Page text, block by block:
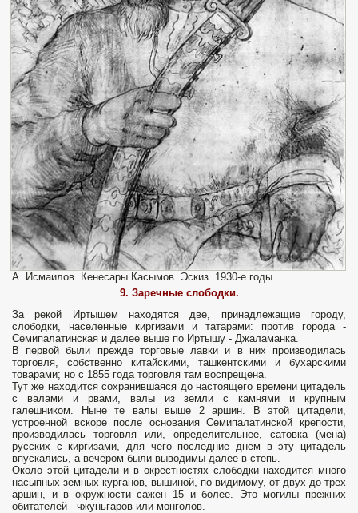
А. Исмаилов. Кенесары Касымов. Эскиз. 1930-е годы.
9. Заречные слободки.
За рекой Иртышем находятся две, принадлежащие городу,
слободки, населенные киргизами и татарами: против города -
Семипалатинская и далее выше по Иртышу - Джаламанка.
В первой были прежде торговые лавки и в них производилась
торговля, собственно китайскими, ташкентскими и бухарскими
товарами; но с 1855 года торговля там воспрещена.
Тут же находится сохранившаяся до настоящего времени цитадель
с валами и рвами, валы из земли с камнями и крупным
галешником. Ныне те валы выше 2 аршин. В этой цитадели,
устроенной вскоре после основания Семипалатинской крепости,
производилась торговля или, определительнее, сатовка (мена)
русских с киргизами, для чего последние днем в эту цитадель
впускались, а вечером были выводимы далее в степь.
Около этой цитадели и в окрестностях слободки находится много
насыпных земных курганов, вышиной, по-видимому, от двух до трех
аршин, и в окружности сажен 15 и более. Это могилы прежних
обитателей - чжуньгаров или монголов.